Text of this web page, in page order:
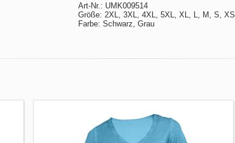
Art-Nr.: UMK009514
Größe: 2XL, 3XL, 4XL, 5XL, XL, L, M, S, XS
Farbe: Schwarz, Grau